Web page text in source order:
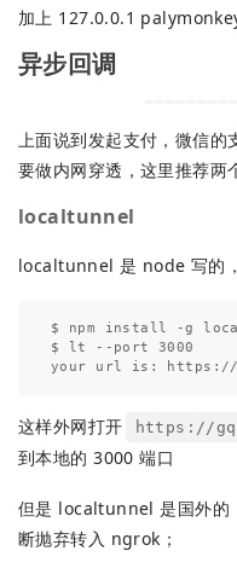
加上 127.0.0.1
异步回调
上面说到发起支付，微信的
要做内网穿透，这里推荐两
localtunnel
localtunnel 是 node 写的
$ npm install -g
$ lt --port 3000
这样外网打开 https://
到本地的 3000 端口
但是 localtunnel 是国外的
断抛弃转入 ngrok；